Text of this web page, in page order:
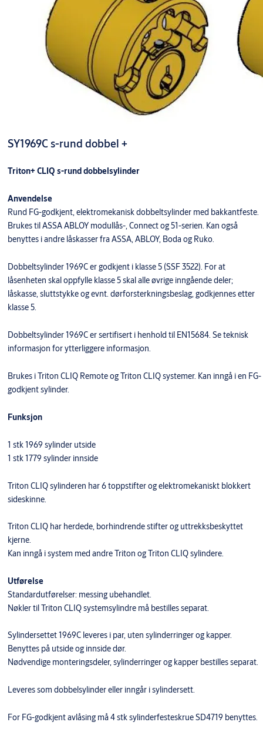
SY1969C s-rund dobbel +
Triton+ CLIQ s-rund dobbelsylinder
Anvendelse
Rund FG-godkjent, elektromekanisk dobbeltsylinder med bakkantfeste.
Brukes til ASSA ABLOY modullås-, Connect og 51-serien. Kan også
benyttes i andre låskasser fra ASSA, ABLOY, Boda og Ruko.
Dobbeltsylinder 1969C er godkjent i klasse 5 (SSF 3522). For at
låsenheten skal oppfylle klasse 5 skal alle øvrige inngående deler;
låskasse, sluttstykke og evnt. dørforsterkningsbeslag, godkjennes etter
klasse 5.
Dobbeltsylinder 1969C er sertifisert i henhold til EN15684. Se teknisk
informasjon for ytterliggere informasjon.
Brukes i Triton CLIQ Remote og Triton CLIQ systemer. Kan inngå i en FG-
godkjent sylinder.
Funksjon
1 stk 1969 sylinder utside
1 stk 1779 sylinder innside
Triton CLIQ sylinderen har 6 toppstifter og elektromekaniskt blokkert
sideskinne.
Triton CLIQ har herdede, borhindrende stifter og uttrekksbeskyttet
kjerne.
Kan inngå i system med andre Triton og Triton CLIQ sylindere.
Utførelse
Standardutførelser: messing ubehandlet.
Nøkler til Triton CLIQ systemsylindre må bestilles separat.
Sylindersettet 1969C leveres i par, uten sylinderringer og kapper.
Benyttes på utside og innside dør.
Nødvendige monteringsdeler, sylinderringer og kapper bestilles separat.
Leveres som dobbelsylinder eller inngår i sylindersett.
For FG-godkjent avlåsing må 4 stk sylinderfesteskrue SD4719 benyttes.